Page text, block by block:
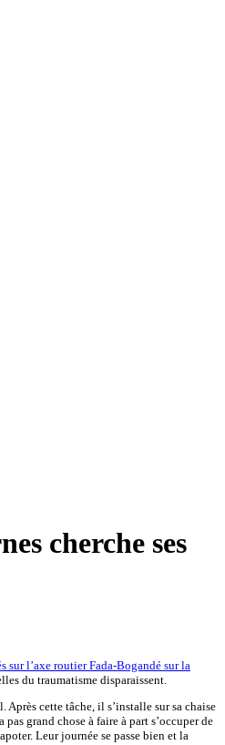
cherche ses
l’axe routier Fada-Bogandé sur la
du traumatisme disparaissent.
cette tâche, il s’installe sur sa chaise
grand chose à faire à part s’occuper de
Leur journée se passe bien et la